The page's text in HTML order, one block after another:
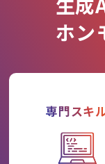
ホン
専門スキ